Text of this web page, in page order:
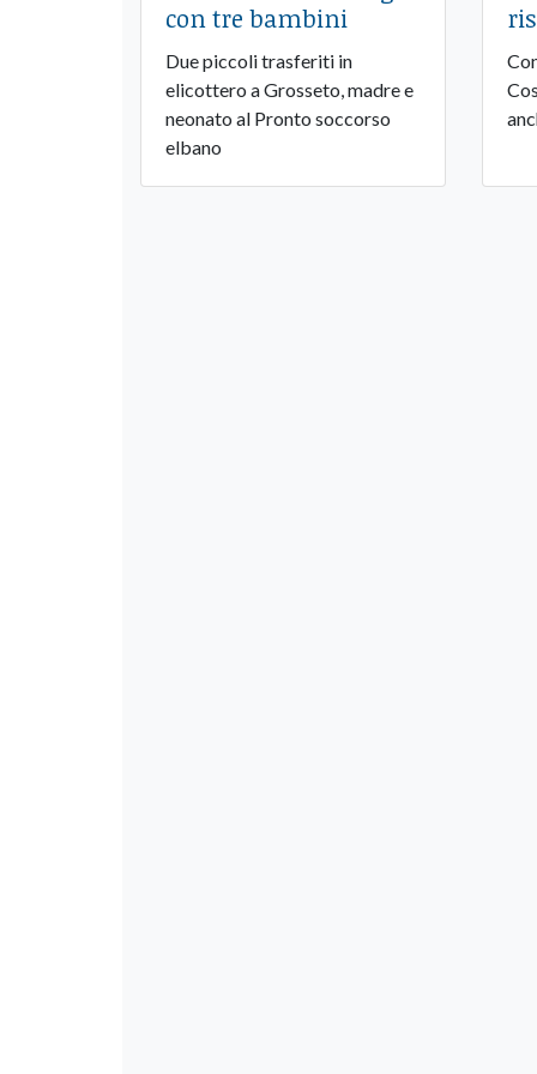
con tre bambini
Due piccoli trasferiti in
elicottero a Grosseto, madre e
neonato al Pronto soccorso
elbano